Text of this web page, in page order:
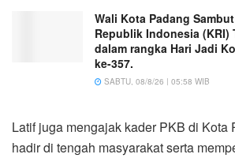
Wali Kota Padang
Republik Indonesia (KRI)
dalam rangka Hari Jadi
ke-357.
SABTU, 08/8/26 | 05:58 WIB
Latif juga mengajak kader PKB di Kota
hadir di tengah masyarakat serta